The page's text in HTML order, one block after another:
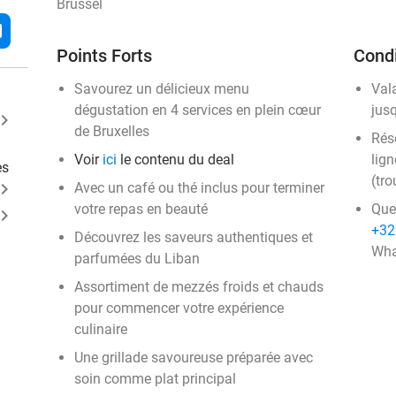
keyboard_arrow_right
keyboard_arrow_right
keyboard_arrow_right
Brussel
Points Forts
Savourez un délicieux menu
dégustation en 4 services en plein cœur
de Bruxelles
Voir ici le contenu du deal
Avec un café ou thé inclus pour terminer
votre repas en beauté
Découvrez les saveurs authentiques et
parfumées du Liban
Assortiment de mezzés froids et chauds
pour commencer votre expérience
culinaire
Une grillade savoureuse préparée avec
soin comme plat principal